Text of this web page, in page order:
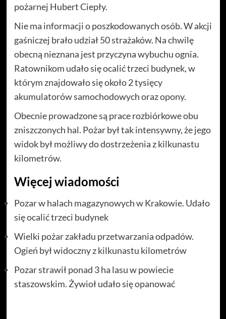
pożarnej Hubert Ciepły.
Nie ma informacji o poszkodowanych osób. W akcji
gaśniczej brało udział 50 strażaków. Na chwilę
obecną nieznana jest przyczyna wybuchu ognia.
Ratownikom udało się ocalić trzeci budynek, w
którym znajdowało się około 2 tysięcy
akumulatorów samochodowych oraz opony.
Obecnie prowadzone są prace rozbiórkowe obu
zniszczonych hal. Pożar był tak intensywny, że jego
widok był możliwy do dostrzeżenia z kilkunastu
kilometrów.
Więcej wiadomości
Pozar w halach magazynowych w Krakowie. Udało
się ocalić trzeci budynek
Wielki pożar zakładu przetwarzania odpadów.
Ogień był widoczny z kilkunastu kilometrów
Pozar strawił ponad 3 ha lasu w powiecie
staszowskim. Żywioł udało się opanować